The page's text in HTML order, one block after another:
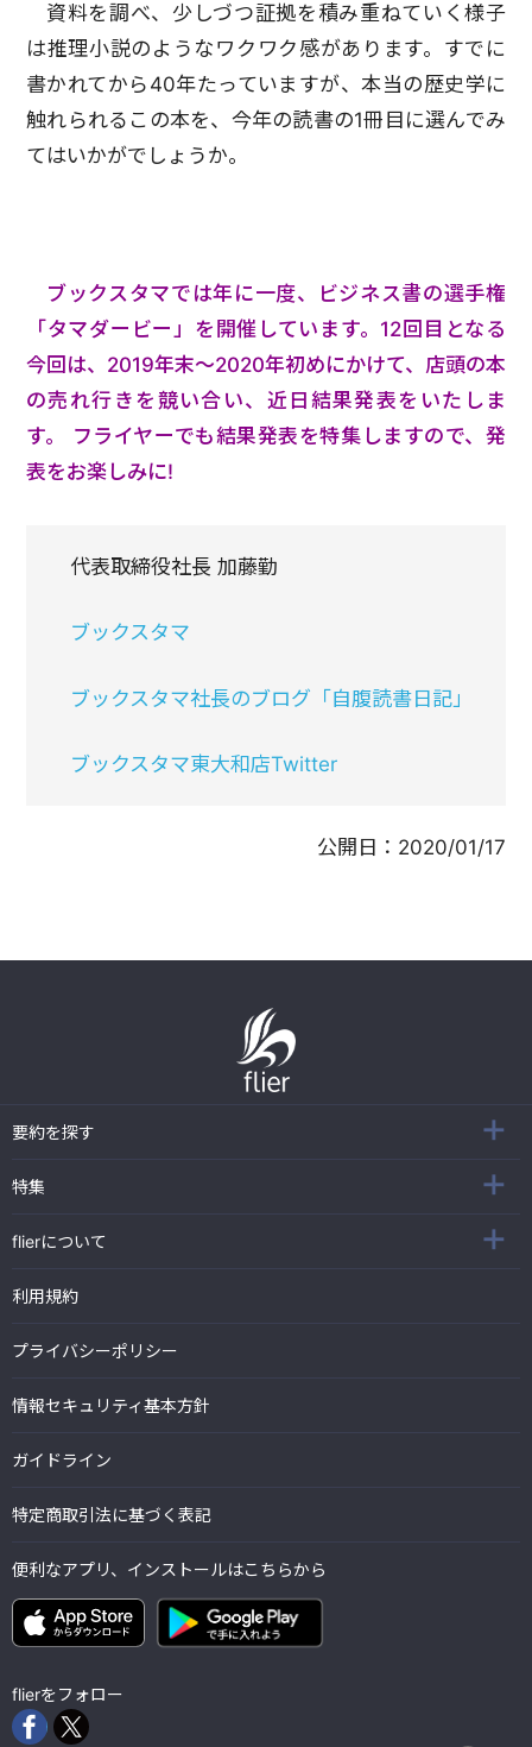
資料を調べ、少しづつ証拠を積み重ねていく様子
は推理小説のようなワクワク感があります。すでに
書かれてから40年たっていますが、本当の歴史学に
触れられるこの本を、今年の読書の1冊目に選んでみ
てはいかがでしょうか。
ブックスタマでは年に一度、ビジネス書の選手権
「タマダービー」を開催しています。12回目となる
今回は、2019年末～2020年初めにかけて、店頭の本
の売れ行きを競い合い、近日結果発表をいたしま
す。 フライヤーでも結果発表を特集しますので、発
表をお楽しみに!
代表取締役社長 加藤勤
ブックスタマ
ブックスタマ社長のブログ「自腹読書日記」
ブックスタマ東大和店Twitter
公開日： 2020/01/17
要約を探す
特集
flierについて
利用規約
プライバシーポリシー
情報セキュリティ基本方針
ガイドライン
特定商取引法に基づく表記
便利なアプリ、インストールはこちらから
flierをフォロー